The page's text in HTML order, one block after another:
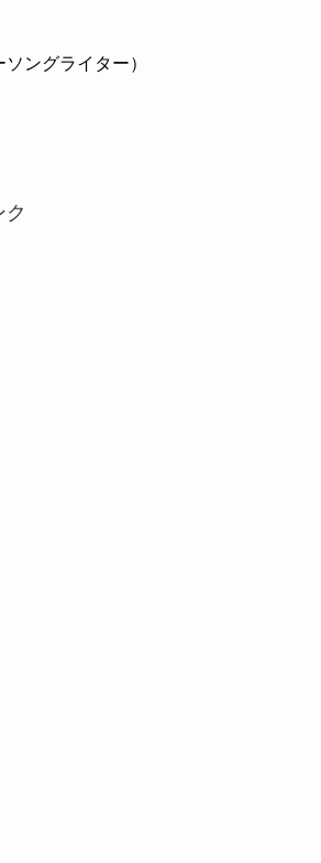
ングライター）
ク